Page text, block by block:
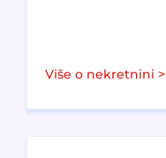
Više o nekretnini >